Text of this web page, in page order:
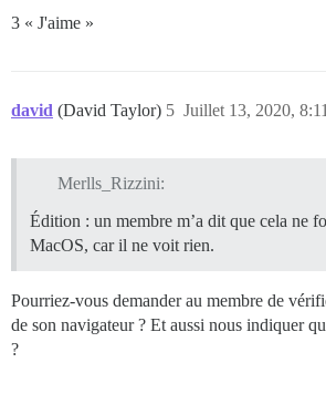
3 « J'aime »
david (David Taylor) Juillet 13, 2020, 8:11
5
Merlls_Rizzini:
Édition : un membre m’a dit que cela ne
MacOS, car il ne voit rien.
Pourriez-vous demander au membre de
de son navigateur ? Et aussi nous indiquer
?